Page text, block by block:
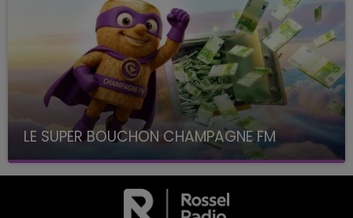
LE SUPER BOUCHON CHAMPAGNE FM
avec La Famille Champagne FM, à 8H10